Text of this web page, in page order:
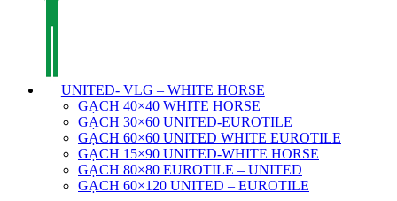
UNITED- VLG – WHITE HORSE
GẠCH 40×40 WHITE HORSE
GẠCH 30×60 UNITED-EUROTILE
GẠCH 60×60 UNITED WHITE EUROTILE
GẠCH 15×90 UNITED-WHITE HORSE
GẠCH 80×80 EUROTILE – UNITED
GẠCH 60×120 UNITED – EUROTILE